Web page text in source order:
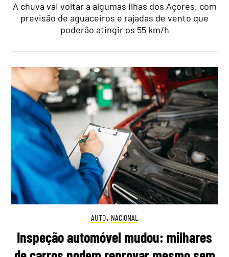
A chuva vai voltar a algumas ilhas dos Açores, com
previsão de aguaceiros e rajadas de vento que
poderão atingir os 55 km/h
AUTO, NACIONAL
Inspeção automóvel mudou: milhares